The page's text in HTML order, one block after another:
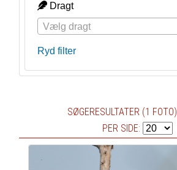
Dragt
Vælg dragt
Ryd filter
SØGERESULTATER (1 FOTO)
PER SIDE: